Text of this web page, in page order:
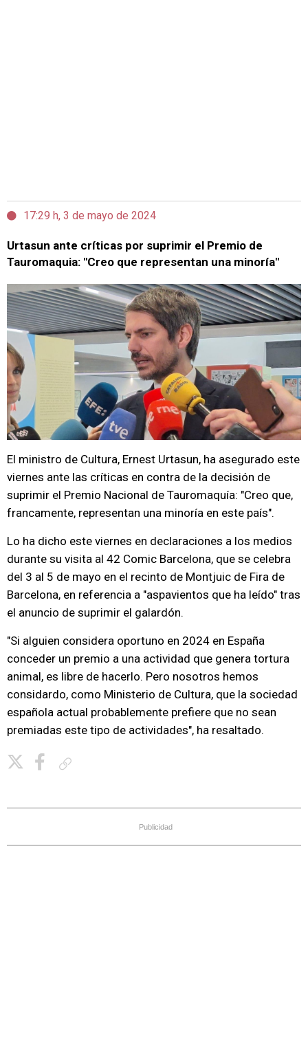
17:29 h, 3 de mayo de 2024
Urtasun ante críticas por suprimir el Premio de
Tauromaquia: "Creo que representan una minoría"
El ministro de Cultura, Ernest Urtasun, ha asegurado este
viernes ante las críticas en contra de la decisión de
suprimir el Premio Nacional de Tauromaquía: "Creo que,
francamente, representan una minoría en este país".
Lo ha dicho este viernes en declaraciones a los medios
durante su visita al 42 Comic Barcelona, que se celebra
del 3 al 5 de mayo en el recinto de Montjuic de Fira de
Barcelona, en referencia a "aspavientos que ha leído" tras
el anuncio de suprimir el galardón.
"Si alguien considera oportuno en 2024 en España
conceder un premio a una actividad que genera tortura
animal, es libre de hacerlo. Pero nosotros hemos
considardo, como Ministerio de Cultura, que la sociedad
española actual probablemente prefiere que no sean
premiadas este tipo de actividades", ha resaltado.
Publicidad